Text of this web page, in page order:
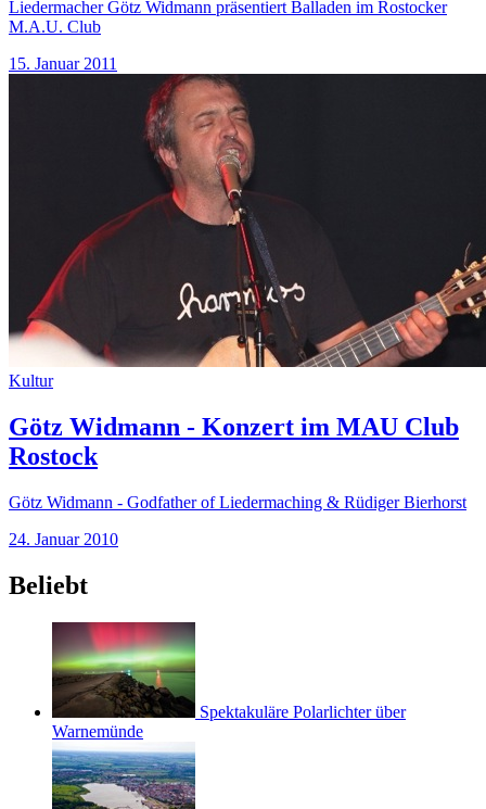
Liedermacher Götz Widmann präsentiert Balladen im Rostocker
M.A.U. Club
15. Januar 2011
Kultur
Götz Widmann - Konzert im MAU Club
Rostock
Götz Widmann - Godfather of Liedermaching & Rüdiger Bierhorst
24. Januar 2010
Beliebt
Spektakuläre Polarlichter über
Warnemünde